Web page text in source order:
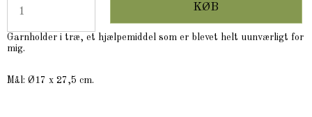
KØB
Garnholder i træ, et hjælpemiddel som er blevet helt uunværligt for
mig.
Mål: Ø17 x 27,5 cm.